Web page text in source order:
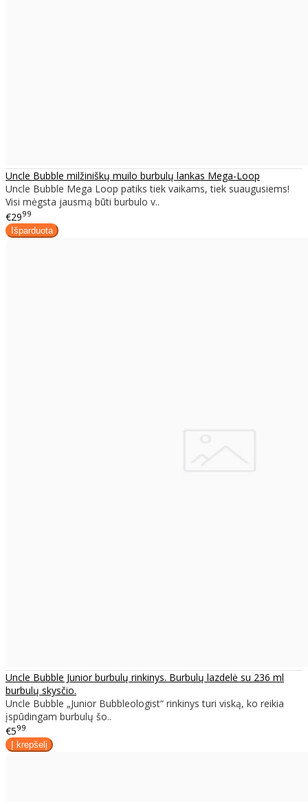
Uncle Bubble milžiniškų muilo burbulų lankas Mega-Loop
Uncle Bubble Mega Loop patiks tiek vaikams, tiek suaugusiems!
Visi mėgsta jausmą būti burbulo v..
€2999
Uncle Bubble Junior burbulų rinkinys. Burbulų lazdelė su 236 ml
burbulų skysčio.
Uncle Bubble „Junior Bubbleologist“ rinkinys turi viską, ko reikia
įspūdingam burbulų šo..
€599